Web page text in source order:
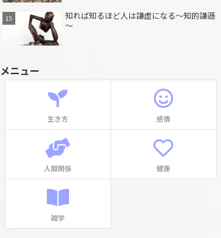
知れば知るほど人は謙虚になる～知的謙遜
～
メニュー
生き方 感情
人間関係 健康
雑学